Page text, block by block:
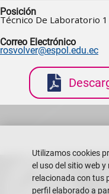
Posición
Técnico De Laboratorio 1
Correo Electrónico
rosvolver@espol.edu.ec
Utilizamos cookies
el uso del sitio web
relacionada con tus
perfil elaborado a